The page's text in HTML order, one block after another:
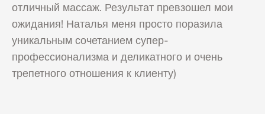
отличный массаж. Результат превзошел мои
ожидания! Наталья меня просто поразила
уникальным сочетанием супер-
профессионализма и деликатного и очень
трепетного отношения к клиенту)